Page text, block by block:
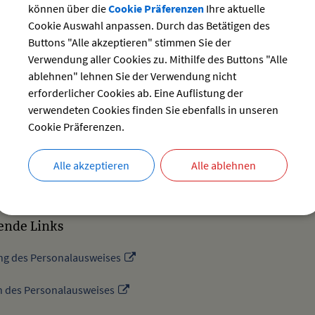
Erstbeantragung mit Wohnsitz im Ausland wenden Sie sich bitte
das vorhandene Fototerminal bei uns im Rathaus zu
Fotostudio / Drogeriemarkt anfertigen zu lassen. Dort
Ausgedruckte Fotos auf Papier sind für diese Dokumente
14:00 - 18:00 Uhr
Links
des Personalausweises
des Personalausweises
können über dieCookie PräferenzenIhre aktuelle
Cookie Auswahl anpassen. Durch das Betätigen des
Buttons "Alle akzeptieren" stimmen Sie der
Verwendung aller Cookies zu. Mithilfe des Buttons "Alle
ablehnen" lehnen Sie der Verwendung nicht
erforderlicher Cookies ab. Eine Auflistung der
verwendeten Cookies finden Sie ebenfalls in unseren
Cookie Präferenzen.
Alle akzeptieren Alle ablehnen